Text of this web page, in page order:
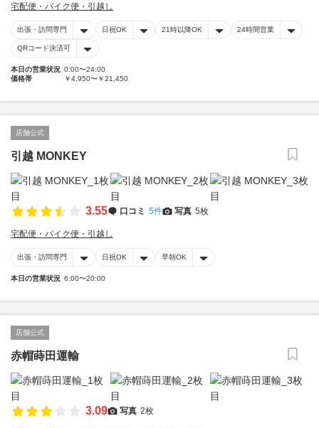
宅配便・バイク便・引越し
出張・訪問専門 日祝OK 21時以降OK 24時間営業
QRコード決済可
本日の営業状況 0:00〜24:00
価格帯
￥4,950〜￥21,450
店舗公式
引越 MONKEY
3.55 口コミ 5件 写真 5枚
宅配便・バイク便・引越し
出張・訪問専門 日祝OK 早朝OK
本日の営業状況 6:00〜20:00
店舗公式
赤帽蒔田運輸
3.09 写真 2枚